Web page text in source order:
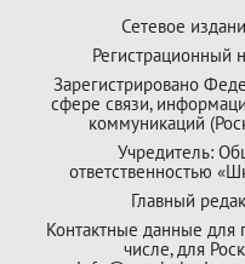
Сетевое
Зарегистрировано
сфере связи,
коммуникаций
Учредитель:
ответственностью
Главный
Контактные данные для
числе, для